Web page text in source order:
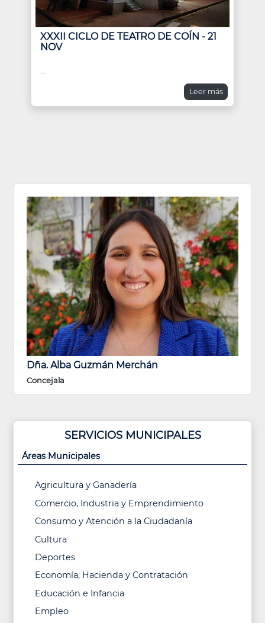
Dña. Alba Guzmán Merchán
Concejala
SERVICIOS MUNICIPALES
Áreas Municipales
Agricultura y Ganadería
Comercio, Industria y Emprendimiento
Consumo y Atención a la Ciudadanía
Cultura
Deportes
Economía, Hacienda y Contratación
Educación e Infancia
Empleo
XXXII CICLO DE TEATRO DE COÍN - 21
NOV
...
Leer más